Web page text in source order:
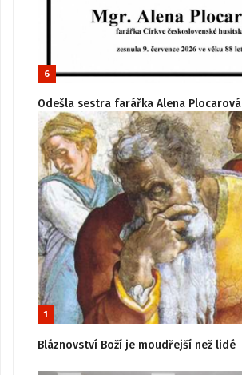
6
Odešla sestra farářka Alena Plocarová
1
Bláznovství Boží je moudřejší než lidé